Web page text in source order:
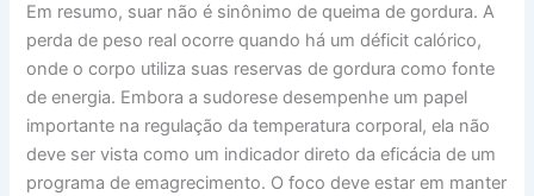
Em resumo, suar não é sinônimo de queima de gordura. A
perda de peso real ocorre quando há um déficit calórico,
onde o corpo utiliza suas reservas de gordura como fonte
de energia. Embora a sudorese desempenhe um papel
importante na regulação da temperatura corporal, ela não
deve ser vista como um indicador direto da eficácia de um
programa de emagrecimento. O foco deve estar em manter